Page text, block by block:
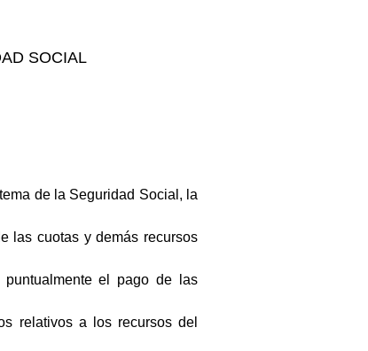
SOCIAL
de la Seguridad Social, la
las cuotas y demás recursos
el pago de las
relativos a los recursos del